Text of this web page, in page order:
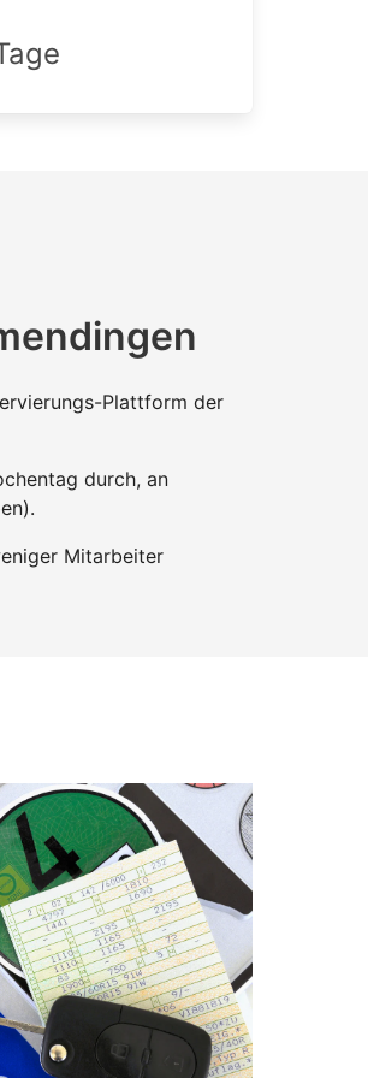
Plattform der
durch, an
Mitarbeiter